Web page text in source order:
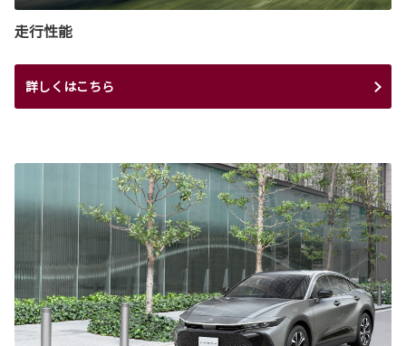
走行性能
詳しくはこちら